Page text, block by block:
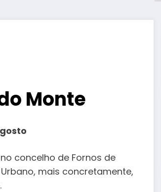
Monte
concelho de Fornos de
mais concretamente,